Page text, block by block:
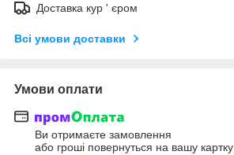
Доставка кур ' єром
Всі умови доставки
Умови оплати
Ви отримаєте замовлення
або гроші повернуться на вашу картку